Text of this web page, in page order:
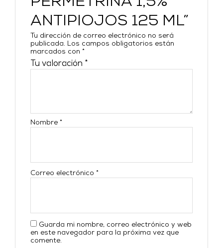
ANTIPIOJOS 125 ML”
Tu dirección de correo electrónico no será
publicada. Los campos obligatorios están
marcados con*
Tu valoración *
Nombre*
Correo electrónico*
Guarda mi nombre, correo electrónico y web
en este navegador para la próxima vez que
comente.